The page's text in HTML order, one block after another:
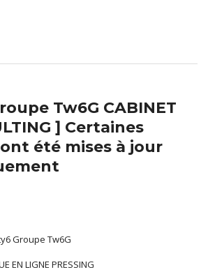
Tw6G CABINET
] Certaines
été mises à jour
Groupe Tw6G
EN LIGNE PRESSING